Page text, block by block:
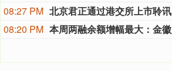
08:27 PM 北京君正通过港交所上市聆讯
08:20 PM